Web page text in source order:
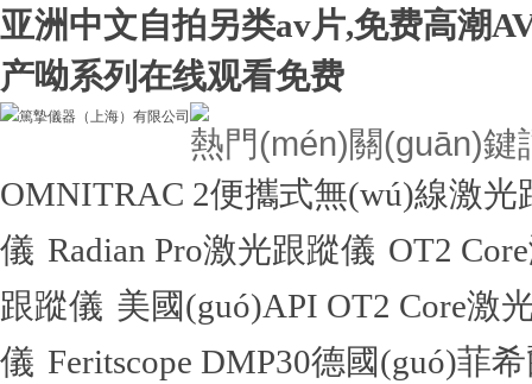
亚洲中文自拍另类av片,免费高潮
产呦系列在线观看免费
熱門(mén)關(guān)鍵
OMNITRAC 2便攜式無(wú)線激光
儀 Radian Pro激光跟蹤儀 OT2
跟蹤儀 美國(guó)API OT2 Core激
儀 Feritscope DMP30德國(guó)菲